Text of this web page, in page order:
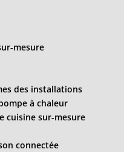
mesure
des installations
à chaleur
cuisine sur-mesure
connectée